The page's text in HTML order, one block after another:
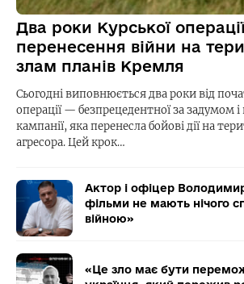
Два роки Курської
перенесення війни на
злам планів Кремля
Сьогодні виповнюється два роки від
операції — безпрецедентної за задумом
кампанії, яка перенесла бойові дії на
агресора. Цей крок…
Актор і офіцер
фільми не мають нічого
війною»
«Це зло має бути